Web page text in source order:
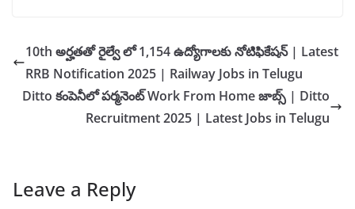
10th అర్హతతో రైల్వే లో 1,154 ఉద్యోగాలకు నోటిఫికేషన్ | Latest
RRB Notification 2025 | Railway Jobs in Telugu
Ditto కంపెనీలో పర్మనెంట్ Work From Home జాబ్స్ | Ditto
Recruitment 2025 | Latest Jobs in Telugu
Leave a Reply